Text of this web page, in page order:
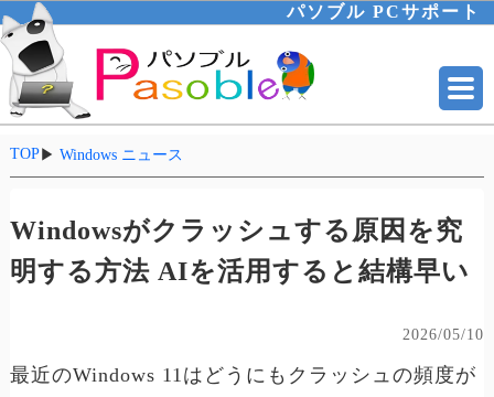
パソブル PCサポート
TOP▶ Windows ニュース
Windowsがクラッシュする原因を究
明する方法 AIを活用すると結構早い
2026/05/10
最近のWindows 11はどうにもクラッシュの頻度が